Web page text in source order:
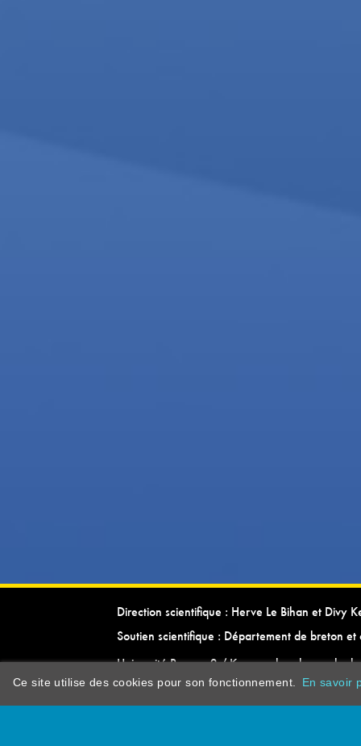
Direction scientifique : Herve Le Bihan et Divy
Soutien scientifique : Département de breton et
Université Rennes 2 / Kevrenn brezhoneg ha
Ce site utilise des cookies pour son fonctionnement. En savoir